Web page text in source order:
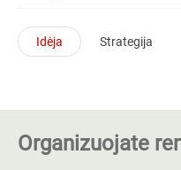
Idėja Strategija
Organizuojate